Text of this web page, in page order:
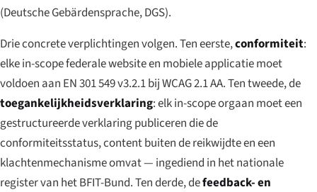
(Deutsche Gebärdensprache, DGS).
Drie concrete verplichtingen volgen. Ten eerste,conformiteit:
elke in-scope federale website en mobiele applicatie moet
voldoen aan EN 301 549 v3.2.1 bij WCAG 2.1 AA. Ten tweede, de
toegankelijkheidsverklaring: elk in-scope orgaan moet een
gestructureerde verklaring publiceren die de
conformiteitsstatus, content buiten de reikwijdte en een
klachtenmechanisme omvat — ingediend in het nationale
register van het BFIT-Bund. Ten derde, defeedback- en